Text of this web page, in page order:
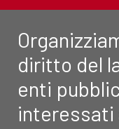
diritto del
enti
interessati